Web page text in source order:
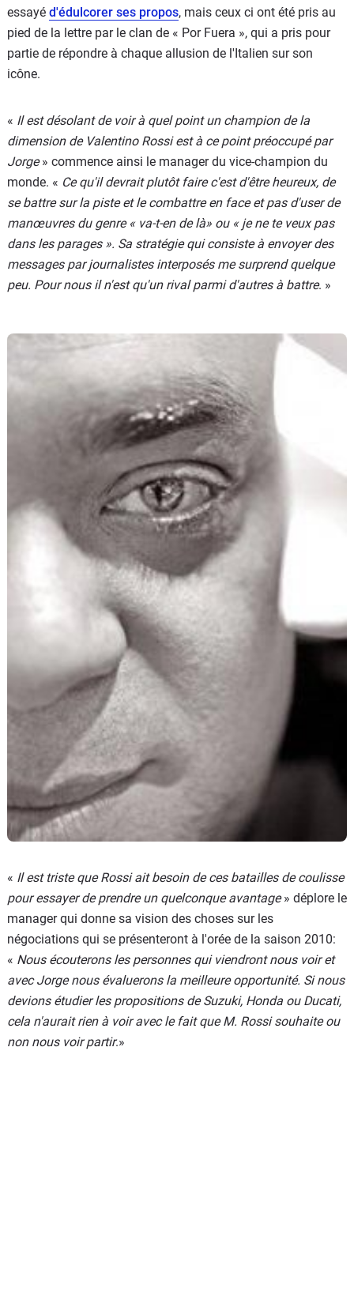
essayé d'édulcorer ses propos, mais ceux ci ont été pris au
pied de la lettre par le clan de « Por Fuera », qui a pris pour
partie de répondre à chaque allusion de l'Italien sur son
icône.
« Il est désolant de voir à quel point un champion de la
dimension de Valentino Rossi est à ce point préoccupé par
Jorge» commence ainsi le manager du vice-champion du
monde. « Ce qu'il devrait plutôt faire c'est d'être heureux, de
se battre sur la piste et le combattre en face et pas d'user de
manœuvres du genre « va-t-en de là» ou « je ne te veux pas
dans les parages ». Sa stratégie qui consiste à envoyer des
messages par journalistes interposés me surprend quelque
peu. Pour nous il n'est qu'un rival parmi d'autres à battre. »
« Il est triste que Rossi ait besoin de ces batailles de coulisse
pour essayer de prendre un quelconque avantage» déplore le
manager qui donne sa vision des choses sur les
négociations qui se présenteront à l'orée de la saison 2010:
« Nous écouterons les personnes qui viendront nous voir et
avec Jorge nous évaluerons la meilleure opportunité. Si nous
devions étudier les propositions de Suzuki, Honda ou Ducati,
cela n'aurait rien à voir avec le fait que M. Rossi souhaite ou
non nous voir partir.»